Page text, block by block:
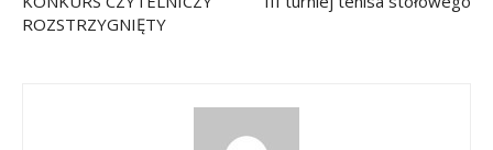
ROZSTRZYGNIĘTY